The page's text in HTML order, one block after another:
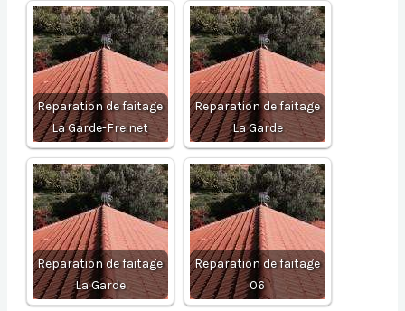
Reparation de faitage
La Garde-Freinet
Reparation de faitage
La Garde
Reparation de faitage
La Garde
Reparation de faitage
06